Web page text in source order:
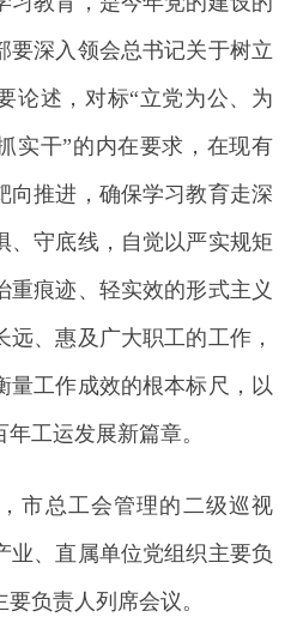
要深入领会总书记关于树立
论述，对标“立党为公、为
实干”的内在要求，在现有
向推进，确保学习教育走深
、守底线，自觉以严实规矩
重痕迹、轻实效的形式主义
、惠及广大职工的工作，
量工作成效的根本标尺，以
工运发展新篇章。
市总工会管理的二级巡视
业、直属单位党组织主要负
负责人列席会议。